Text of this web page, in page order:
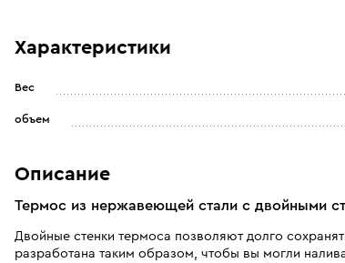
Характеристики
Вес
объем
Описание
Термос из нержавеющей стали с двойными
Двойные стенки термоса позволяют долго
разработана таким образом, чтобы вы могли